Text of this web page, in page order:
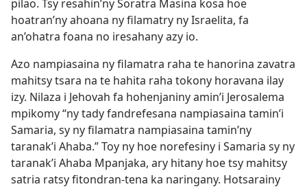
pilao. Tsy resahin’ny Soratra Masina kosa hoe
hoatran’ny ahoana ny filamatry ny Israelita, fa
an’ohatra foana no iresahany azy io.
Azo nampiasaina ny filamatra raha te hanorina zavatra
mahitsy tsara na te hahita raha tokony horavana ilay
izy. Nilaza i Jehovah fa hohenjaniny amin’i Jerosalema
mpikomy “ny tady fandrefesana nampiasaina tamin’i
Samaria, sy ny filamatra nampiasaina tamin’ny
taranak’i Ahaba.” Toy ny hoe norefesiny i Samaria sy ny
taranak’i Ahaba Mpanjaka, ary hitany hoe tsy mahitsy
satria ratsy fitondran-tena ka naringany. Hotsarainy